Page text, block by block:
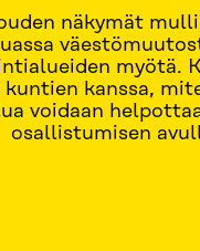
näkymät
myötä.
kuntien kanssa,
voidaan
osallistumisen